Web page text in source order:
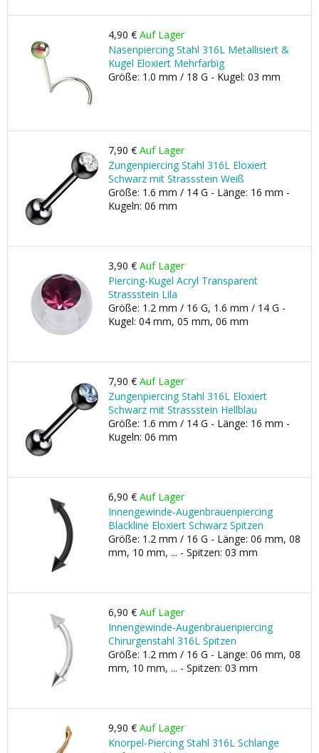
4,90 € Auf Lager
Nasenpiercing Stahl 316L Metallisiert &
Kugel Eloxiert Mehrfarbig
Größe: 1.0 mm / 18 G - Kugel: 03 mm
7,90 € Auf Lager
Zungenpiercing Stahl 316L Eloxiert
Schwarz mit Strassstein Weiß
Größe: 1.6 mm / 14 G - Länge: 16 mm -
Kugeln: 06 mm
3,90 € Auf Lager
Piercing-Kugel Acryl Transparent
Strassstein Lila
Größe: 1.2 mm / 16 G, 1.6 mm / 14 G -
Kugel: 04 mm, 05 mm, 06 mm
7,90 € Auf Lager
Zungenpiercing Stahl 316L Eloxiert
Schwarz mit Strassstein Hellblau
Größe: 1.6 mm / 14 G - Länge: 16 mm -
Kugeln: 06 mm
6,90 € Auf Lager
Innengewinde-Augenbrauenpiercing
Blackline Eloxiert Schwarz Spitzen
Größe: 1.2 mm / 16 G - Länge: 06 mm, 08
mm, 10 mm, ... - Spitzen: 03 mm
6,90 € Auf Lager
Innengewinde-Augenbrauenpiercing
Chirurgenstahl 316L Spitzen
Größe: 1.2 mm / 16 G - Länge: 06 mm, 08
mm, 10 mm, ... - Spitzen: 03 mm
9,90 € Auf Lager
Knorpel-Piercing Stahl 316L Schlange